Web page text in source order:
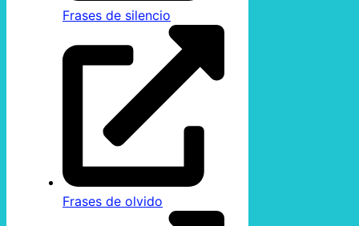
Frases de silencio
Frases de olvido